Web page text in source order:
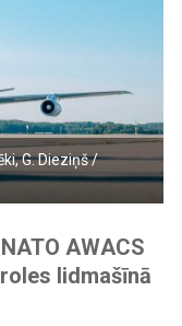
G. Dieziņš /
AWACS
lidmašīnā